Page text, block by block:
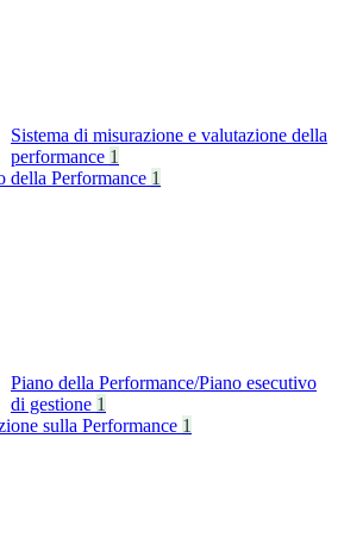
Sistema di misurazione e valutazione della
performance 1
della Performance 1
Piano della Performance/Piano esecutivo
di gestione 1
sulla Performance 1